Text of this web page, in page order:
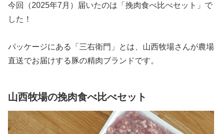
今回（2025年7月）届いたのは「挽肉食べ比べセット」で
した！
パッケージにある「三右衛門」とは、山西牧場さんが農場
直送でお届けする豚の精肉ブランドです。
山西牧場の挽肉食べ比べセット